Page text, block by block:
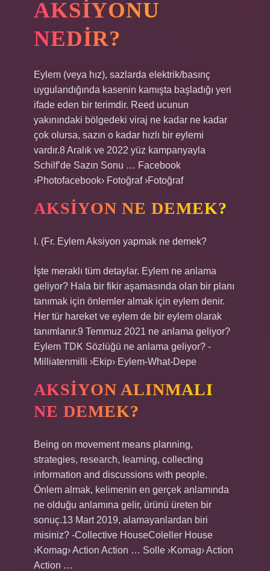
AKSIYONU
NEDIR?
Eylem (veya hız), sazlarda elektrik/basınç
uygulandığında kasenin kamışta başladığı yeri
ifade eden bir terimdir. Reed ucunun
yakınındaki bölgedeki viraj ne kadar ne kadar
çok olursa, sazın o kadar hızlı bir eylemi
vardır.8 Aralık ve 2022 yüz kampanyayla
Schilf’de Sazın Sonu … Facebook
›Photofacebook› Fotoğraf ›Fotoğraf
AKSIYON NE DEMEK?
I. (Fr. EylemAksiyon yapmak ne demek?
İşte meraklı tüm detaylar. Eylem ne anlama
geliyor? Hala bir fikir aşamasında olan bir planı
tanımak için önlemler almak için eylem denir.
Her tür hareket ve eylem de bir eylem olarak
tanımlanır.9 Temmuz 2021 ne anlama geliyor?
Eylem TDK Sözlüğü ne anlama geliyor? -
Milliatenmilli ›Ekip› Eylem-What-Depe
AKSIYON ALINMALI
NE DEMEK?
Being on movement means planning,
strategies, research, learning, collecting
information and discussions with people.
Önlem almak, kelimenin en gerçek anlamında
ne olduğu anlamına gelir, ürünü üreten bir
sonuç.13 Mart 2019, alamayanlardan biri
misiniz? -Collective HouseColeller House
›Komag› Action Action … Solle ›Komag› Action
Action …